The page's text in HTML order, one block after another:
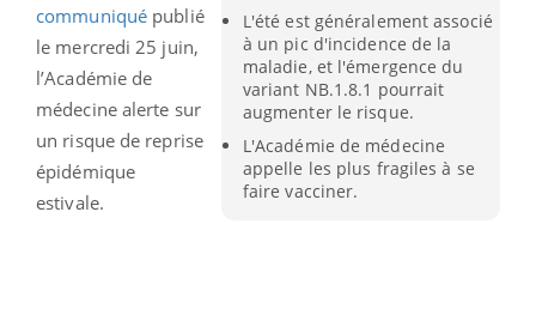
L'été est généralement associé
à un pic d'incidence de la
maladie, et l'émergence du
variant NB.1.8.1 pourrait
augmenter le risque.
L'Académie de médecine
appelle les plus fragiles à se
faire vacciner.
communiqué publié
le mercredi 25 juin,
l’Académie de
médecine alerte sur
un risque de reprise
épidémique
estivale.